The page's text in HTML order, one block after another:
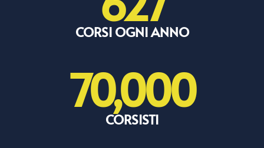
CORSI OGNI ANNO
CORSISTI
70,000